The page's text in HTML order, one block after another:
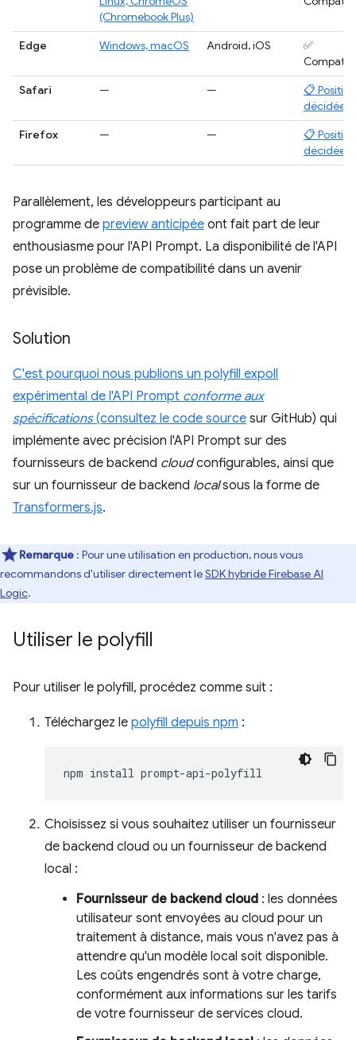
(Chromebook Plus)
Edge Windows, macOS Android, iOS
✅
Safari
— —
📋 Position
décidée
Firefox
— —
📋 Position
décidée
Parallèlement, les développeurs participant au
programme de preview anticipée ont fait part de leur
enthousiasme pour l'API Prompt. La disponibilité de l'API
pose un problème de compatibilité dans un avenir
prévisible.
Solution
C'est pourquoi nous publions un polyfill expoll
expérimental de l'API Prompt conforme aux
spécifications(consultez le code source sur GitHub) qui
implémente avec précision l'API Prompt sur des
fournisseurs de backend cloudconfigurables, ainsi que
sur un fournisseur de backend localsous la forme de
Transformers.js.
Remarque : Pour une utilisation en production, nous vous
recommandons d'utiliser directement leSDK hybride Firebase AI
Logic.
Utiliser le polyfill
Pour utiliser le polyfill, procédez comme suit :
Téléchargez le polyfill depuis npm :
npm install
Choisissez si vous souhaitez utiliser un fournisseur
de backend cloud ou un fournisseur de backend
local :
Fournisseur de backend cloud : les données
utilisateur sont envoyées au cloud pour un
traitement à distance, mais vous n'avez pas à
attendre qu'un modèle local soit disponible.
Les coûts engendrés sont à votre charge,
conformément aux informations sur les tarifs
de votre fournisseur de services cloud.